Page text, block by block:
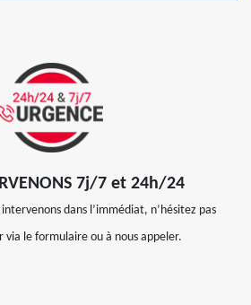
7j/7 et 24h/24
intervenons dans l’immédiat, n’hésitez pas
via le formulaire ou à nous appeler.